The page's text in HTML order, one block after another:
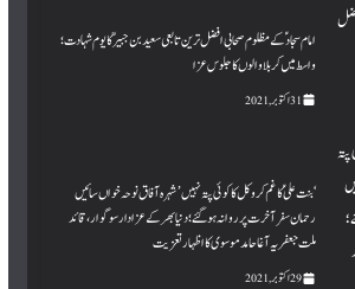
امام سجاد ؑ کے مظلوم صحابی افضل ترین تابعی سعید بن جبیرؒ کا یوم شہادت ؛
واسط میں کربلا والوں کا جلوس عزا
31 اکتوبر, 2021
‘بنت علیؑ کا غم کروکل کا کوئی پتہ نہیں’ شہرہ آفاق نوحہ خواں سائیں
رحمان سفر آخرت پر روانہ ہوگئے ؛ دنیا بھر کے عزادار سوگوار، قائد
ملت جعفریہ آغا حامد موسوی کا اظہار تعزیت
29 اکتوبر, 2021